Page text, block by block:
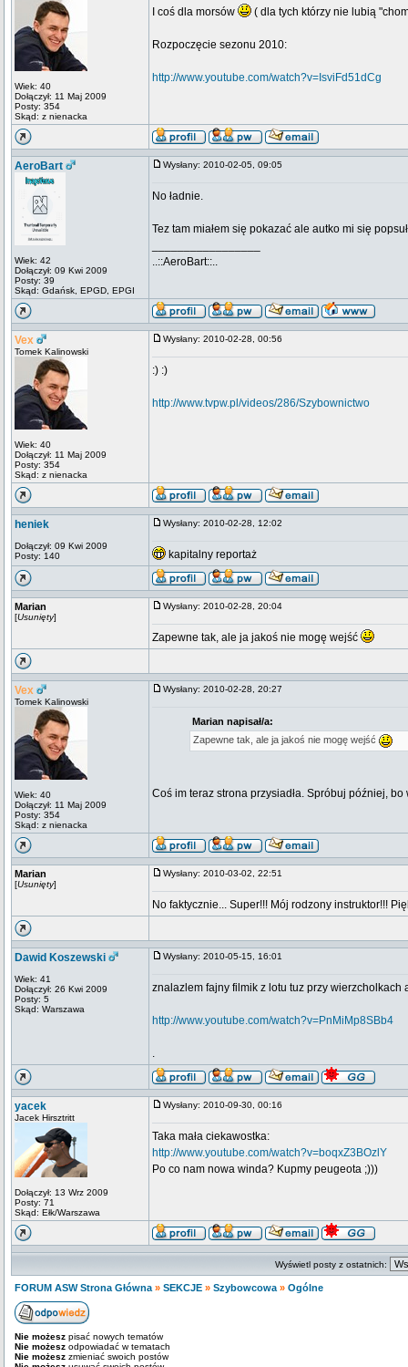
Wiek: 40
Dołączył: 11 Maj 2009
Posty: 354
Skąd: z nienacka
I coś dla morsów ( dla tych którzy nie lubią
Rozpoczęcie sezonu 2010:
http://www.youtube.com/watch?v=IsviFd51dCg
AeroBart
Wiek: 42
Dołączył: 09 Kwi 2009
Posty: 39
Skąd: Gdańsk, EPGD, EPGI
Wysłany: 2010-02-05, 09:05
No ładnie.
Tez tam miałem się pokazać ale autko mi się
..::AeroBart::..
Vex
Tomek Kalinowski
Wiek: 40
Dołączył: 11 Maj 2009
Posty: 354
Skąd: z nienacka
Wysłany: 2010-02-28, 00:56
:) :)
http://www.tvpw.pl/videos/286/Szybownictwo
heniek
Dołączył: 09 Kwi 2009
Posty: 140
Wysłany: 2010-02-28, 12:02
kapitalny reportaż
Marian
[Usunięty]
Wysłany: 2010-02-28, 20:04
Zapewne tak, ale ja jakoś nie mogę wejść
Vex
Tomek Kalinowski
Wiek: 40
Dołączył: 11 Maj 2009
Posty: 354
Skąd: z nienacka
Wysłany: 2010-02-28, 20:27
Marian napisał/a:
Zapewne tak, ale ja jakoś nie mogę wejść
Coś im teraz strona przysiadła. Spróbuj później,
Marian
[Usunięty]
Wysłany: 2010-03-02, 22:51
No faktycznie... Super!!! Mój rodzony instruktor!!!
Dawid Koszewski
Wiek: 41
Dołączył: 26 Kwi 2009
Posty: 5
Skąd: Warszawa
Wysłany: 2010-05-15, 16:01
znalazlem fajny filmik z lotu tuz przy wierzcholkach
http://www.youtube.com/watch?v=PnMiMp8SBb4
.
yacek
Jacek Hirsztritt
Dołączył: 13 Wrz 2009
Posty: 71
Skąd: Ełk/Warszawa
Wysłany: 2010-09-30, 00:16
Taka mała ciekawostka:
http://www.youtube.com/watch?v=boqxZ3BOzlY
Po co nam nowa winda? Kupmy peugeota ;)))
Wyświetl posty z ostatnich:
FORUM ASW Strona Główna » SEKCJE » Szybowcowa » Ogólne
Nie możesz pisać nowych tematów
Nie możesz odpowiadać w tematach
Nie możesz zmieniać swoich postów